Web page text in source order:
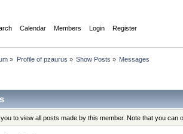
Calendar Members Login Register
» Profile of pzaurus » Show Posts » Messages
to view all posts made by this member. Note that you